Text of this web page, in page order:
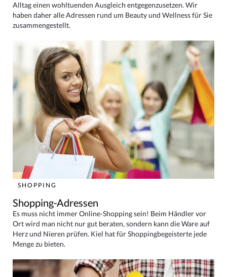
Alltag einen wohltuenden Ausgleich entgegenzusetzen. Wir
haben daher alle Adressen rund um Beauty und Wellness für Sie
zusammengestellt.
SHOPPING
Shopping-Adressen
Es muss nicht immer Online-Shopping sein! Beim Händler vor
Ort wird man nicht nur gut beraten, sondern kann die Ware auf
Herz und Nieren prüfen. Kiel hat für Shoppingbegeisterte jede
Menge zu bieten.